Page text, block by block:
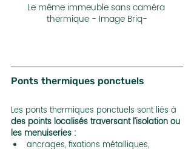
Le même immeuble sans caméra
thermique - Image Briq-
Ponts thermiques ponctuels
Les ponts thermiques ponctuels sont liés à
des points localisés traversant l’isolation ou
les menuiseries :
ancrages, fixations métalliques,